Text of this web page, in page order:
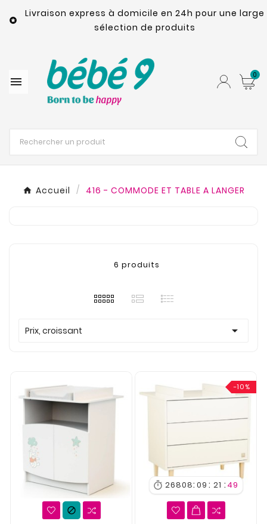

Livraison express à domicile en 24h pour une large
sélection de produits
 0
Accueil 416 - COMMODE ET TABLE A LANGER
6 produits
Prix, croissant 

-10%
 26808: 09 : 21 : 48